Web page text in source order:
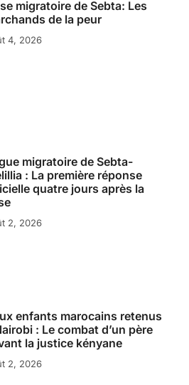
migratoire de Sebta: Les
de la peur
4, 2026
migratoire de Sebta-
: La première réponse
quatre jours après la
2, 2026
enfants marocains retenus
: Le combat d’un père
la justice kényane
2, 2026